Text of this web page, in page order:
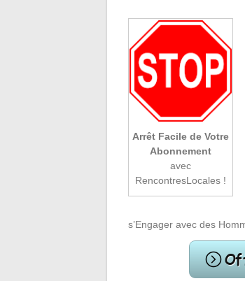
Arrêt Facile de Votre
Abonnement
avec
RencontresLocales !
s’Engager avec des